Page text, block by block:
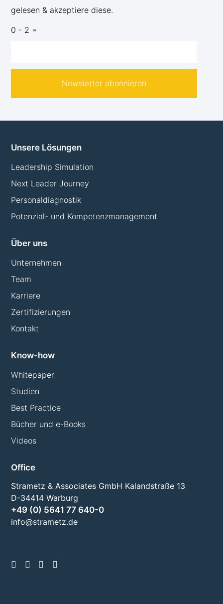
gelesen & akzeptiere diese.
0 - 2 =
Newsletter abonnieren
Unsere Lösungen
Leadership Simulation
Next Leader Journey
Personaldiagnostik
Potenzial- und Kompetenzmanagement
Über uns
Unternehmen
Team
Karriere
Zertifizierungen
Kontakt
Know-how
Whitepaper
Studien
Best Practice
Bücher und e-Books
Videos
Office
Strametz & Associates GmbH Kalandstraße 13
D-34414 Warburg
+49 (0) 5641 77 640-0
info@strametz.de